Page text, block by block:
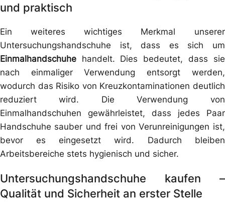
und praktisch
Ein weiteres wichtiges Merkmal unserer
Untersuchungshandschuhe ist, dass es sich um
Einmalhandschuhe handelt. Dies bedeutet, dass sie
nach einmaliger Verwendung entsorgt werden,
wodurch das Risiko von Kreuzkontaminationen deutlich
reduziert wird. Die Verwendung von
Einmalhandschuhen gewährleistet, dass jedes Paar
Handschuhe sauber und frei von Verunreinigungen ist,
bevor es eingesetzt wird. Dadurch bleiben
Arbeitsbereiche stets hygienisch und sicher.
Untersuchungshandschuhe kaufen –
Qualität und Sicherheit an erster Stelle